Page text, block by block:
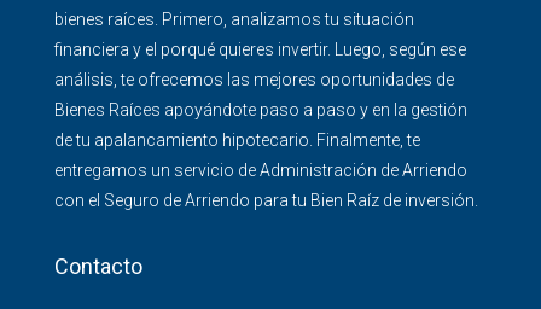
bienes raíces. Primero, analizamos tu situación
financiera y el porqué quieres invertir. Luego, según ese
análisis, te ofrecemos las mejores oportunidades de
Bienes Raíces apoyándote paso a paso y en la gestión
de tu apalancamiento hipotecario. Finalmente, te
entregamos un servicio de Administración de Arriendo
con el Seguro de Arriendo para tu Bien Raíz de inversión.
Contacto